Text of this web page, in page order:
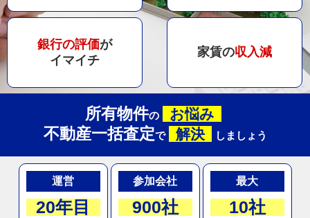
銀行の評価が
イマイチ
家賃の収入減
所有物件の お悩み
不動産一括査定で 解決 しましょう
運営
20年目
参加会社
900社
最大
10社